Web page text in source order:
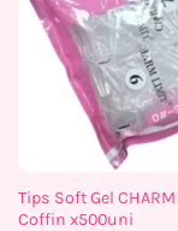
Tips Soft Gel
Coffin x500uni